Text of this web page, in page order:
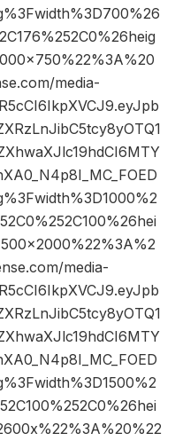
media-
media-